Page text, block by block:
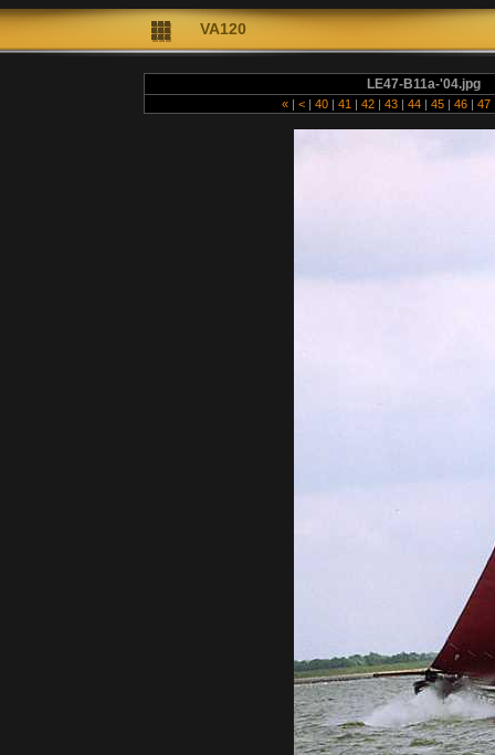
VA120
LE47-B11a-'04.jpg
« | < | 40 | 41 | 42 | 43 | 44 | 45 | 46 | 47